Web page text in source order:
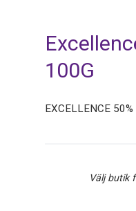
100G
EXCELLENCE
Välj butik